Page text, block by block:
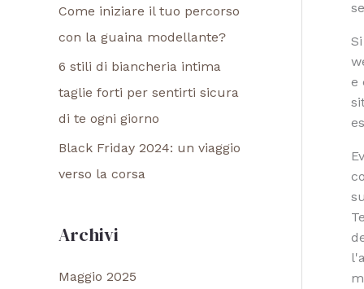
Come iniziare il tuo percorso
con la guaina modellante?
6 stili di biancheria intima
taglie forti per sentirti sicura
di te ogni giorno
Black Friday 2024: un viaggio
verso la corsa
Archivi
Maggio 2025
e